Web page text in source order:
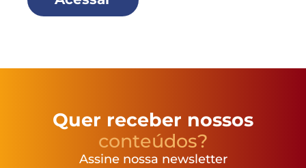
Quer receber nossos
conteúdos?
Assine nossa newsletter